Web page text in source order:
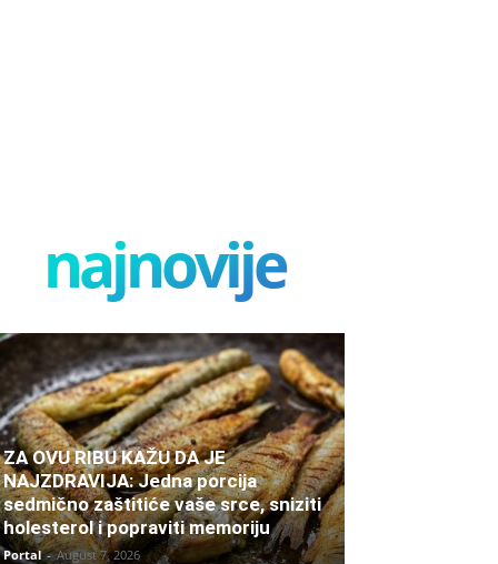
najnovije
ZA OVU RIBU KAŽU DA JE
NAJZDRAVIJA: Jedna porcija
sedmično zaštitiće vaše srce, sniziti
holesterol i popraviti memoriju
Portal - August 7, 2026